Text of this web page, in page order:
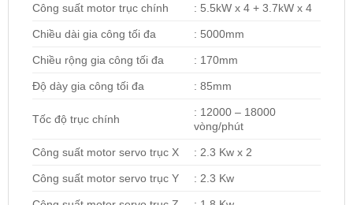
Công suất motor trục chính : 5.5kW x 4 + 3.7kW x 4
Chiều dài gia công tối đa : 5000mm
Chiều rộng gia công tối đa : 170mm
Độ dày gia công tối đa : 85mm
Tốc độ trục chính
: 12000 – 18000
vòng/phút
Công suất motor servo trục X : 2.3 Kw x 2
Công suất motor servo trục Y : 2.3 Kw